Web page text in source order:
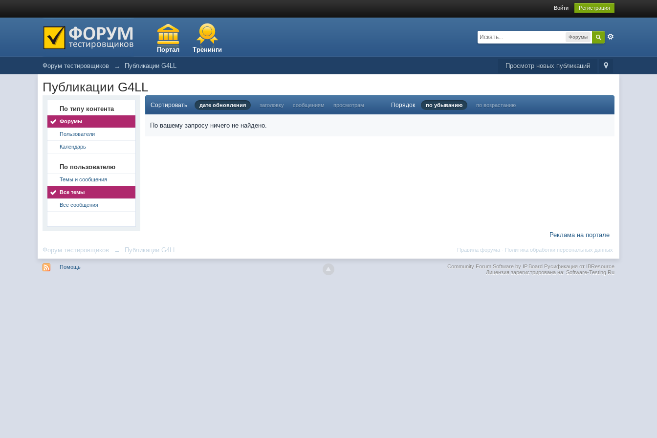
Войти Регистрация
Портал Тренинги
Форумы
Просмотр новых публикаций
Форум тестировщиков → Публикации G4LL
Публикации G4LL
По типу контента
Форумы
Пользователи
Календарь
По пользователю
Темы и сообщения
Все темы
Все сообщения
Сортировать дате обновления заголовку сообщениям просмотрам Порядок по убыванию по возрастанию
По вашему запросу ничего не найдено.
Реклама на портале
Форум тестировщиков → Публикации G4LL Политика обработки персональных данных
Правила форума ·
Помощь Community Forum Software by IP.BoardРусификация от IBResource
Лицензия зарегистрирована на: Software-Testing.Ru